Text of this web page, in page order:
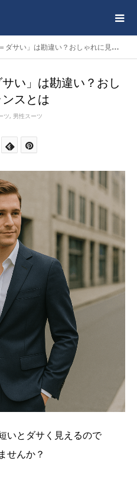
」は勘違い？おしゃれに見せる黄金バランスとは
い」は勘違い？おし
スとは
ツ, 男性スーツ
いとダサく見えるので
せんか？